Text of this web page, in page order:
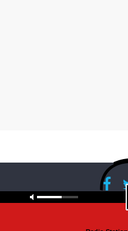
Copyright © 2026